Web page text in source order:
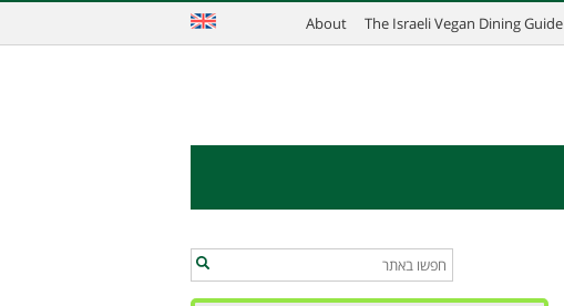
The Israeli Vegan Dining Guide
About